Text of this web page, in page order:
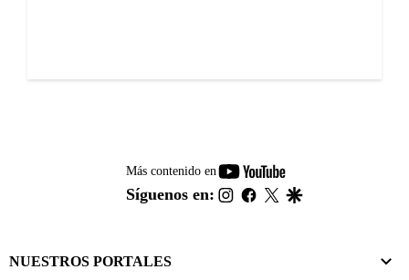
Más contenido en
youtube-
footer
Síguenos en: instagram
facebook
twitter
NUESTROS PORTALES